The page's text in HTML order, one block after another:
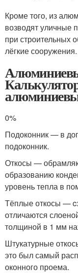
Кроме того, из
возводят уличные
при строительных
лёгкие сооружения.
0%
Подоконник — в
подоконник.
Откосы —
образованию
уровень тепла в
Тёплые откосы —
отличаются
толщиной в 1 мм
Штукатурные
это был самый
оконного проема.